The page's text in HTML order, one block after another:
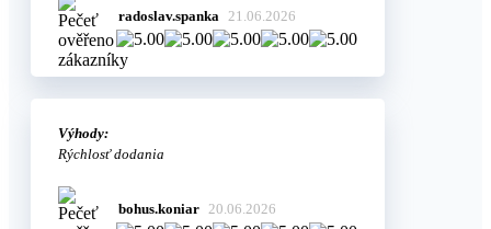
radoslav.spanka 21.06.2026
Výhody:
Rýchlosť dodania
bohus.koniar 20.06.2026